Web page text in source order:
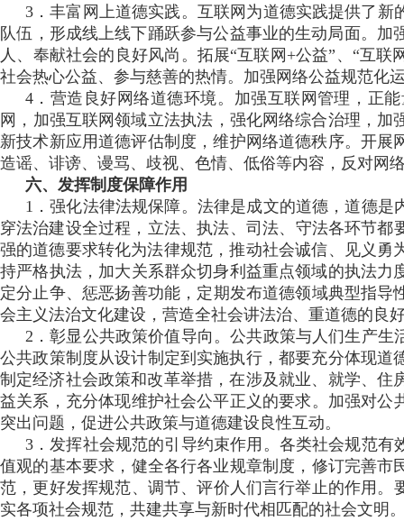
3．丰富网上道德实践 。互联网为道德实践提供了新的
队伍，形成线上线下踊跃参与公益事业的生动局面 。加
人 、奉献社会的良好风尚 。拓展“互联网+公益”、“互
社会热心公益、参与慈善的热情。加强网络公益规范化
4．营造良好网络道德环境 。加强互联网管理，正
网，加强互联网领域立法执法，强化网络综合治理 ，
新技术新应用道德评估制度 ，维护网络道德秩序。开展
造谣、诽谤 、谩骂、歧视、色情、低俗等内容，
六 、发挥制度保障作用
1．强化法律法规保障。法律是成文的道德，道德
穿法治建设全过程 ，立法、执法 、司法、守法各
强的道德要求转化为法律规范，推动社会诚信、见义勇为
持严格执法，加大关系群众切身利益重点领域的执法力度
定分止争 、惩恶扬善功能 ，定期发布道德领域典型指
会主义法治文化建设，营造全社会讲法治、重道德的良好
2．彰显公共政策价值导向 。公共政策与人们生产生
公共政策制度从设计制定到实施执行 ，都要充分体现道德
制定经济社会政策和改革举措，在涉及就业 、就学、住
益关系，充分体现维护社会公平正义的要求 。加强
突出问题，促进公共政策与道德建设良性互动。
3．发挥社会规范的引导约束作用。各类社会规范
值观的基本要求 ，健全各行各业规章制度，修订完善
范，更好发挥规范 、调节 、评价人们言行举止的作用
实各项社会规范，共建共享与新时代相匹配的社会文明